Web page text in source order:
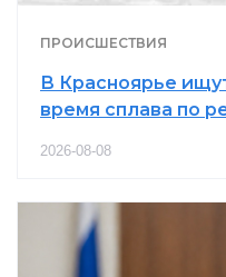
ПРОИСШЕСТВИЯ
В Красноярье
время сплава по
2026-08-08